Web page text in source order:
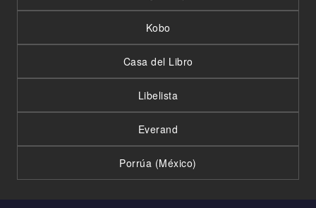
Kobo
Casa del Libro
Libelista
Everand
Porrúa (México)